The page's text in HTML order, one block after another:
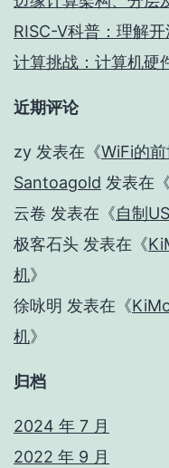
RISC-V科普：理解
计算挑战：计算机硬
近期评论
zy 发表在《WiFi的
Santoagold 发表在《
云卷 发表在《自制
极客石头 发表在《
机》
徐咏明 发表在《
机》
归档
2024 年 7 月
2022 年 9 月